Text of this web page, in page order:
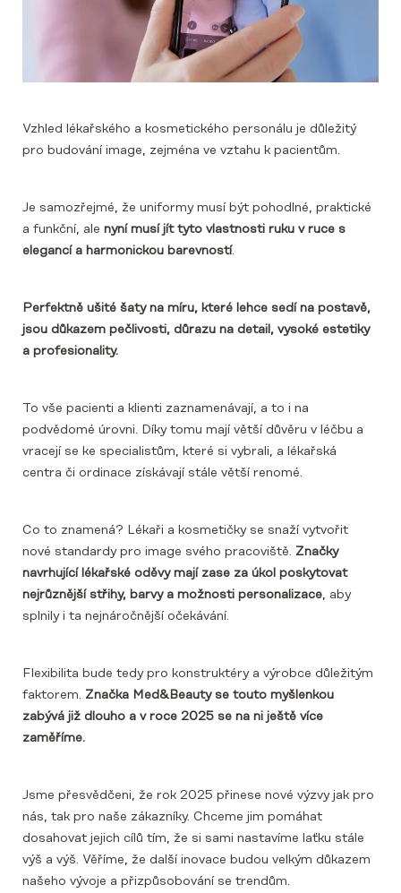
Vzhled lékařského a kosmetického personálu je důležitý
pro budování image, zejména ve vztahu k pacientům.
Je samozřejmé, že uniformy musí být pohodlné, praktické
a funkční, ale nyní musí jít tyto vlastnosti ruku v ruce s
elegancí a harmonickou barevností.
Perfektně ušité šaty na míru, které lehce sedí na postavě,
jsou důkazem pečlivosti, důrazu na detail, vysoké estetiky
a profesionality.
To vše pacienti a klienti zaznamenávají, a to i na
podvědomé úrovni. Díky tomu mají větší důvěru v léčbu a
vracejí se ke specialistům, které si vybrali, a lékařská
centra či ordinace získávají stále větší renomé.
Co to znamená? Lékaři a kosmetičky se snaží vytvořit
nové standardy pro image svého pracoviště. Značky
navrhující lékařské oděvy mají zase za úkol poskytovat
nejrůznější střihy, barvy a možnosti personalizace, aby
splnily i ta nejnáročnější očekávání.
Flexibilita bude tedy pro konstruktéry a výrobce důležitým
faktorem. Značka Med&Beauty se touto myšlenkou
zabývá již dlouho a v roce 2025 se na ni ještě více
zaměříme.
Jsme přesvědčeni, že rok 2025 přinese nové výzvy jak pro
nás, tak pro naše zákazníky. Chceme jim pomáhat
dosahovat jejich cílů tím, že si sami nastavíme laťku stále
výš a výš. Věříme, že další inovace budou velkým důkazem
našeho vývoje a přizpůsobování se trendům.